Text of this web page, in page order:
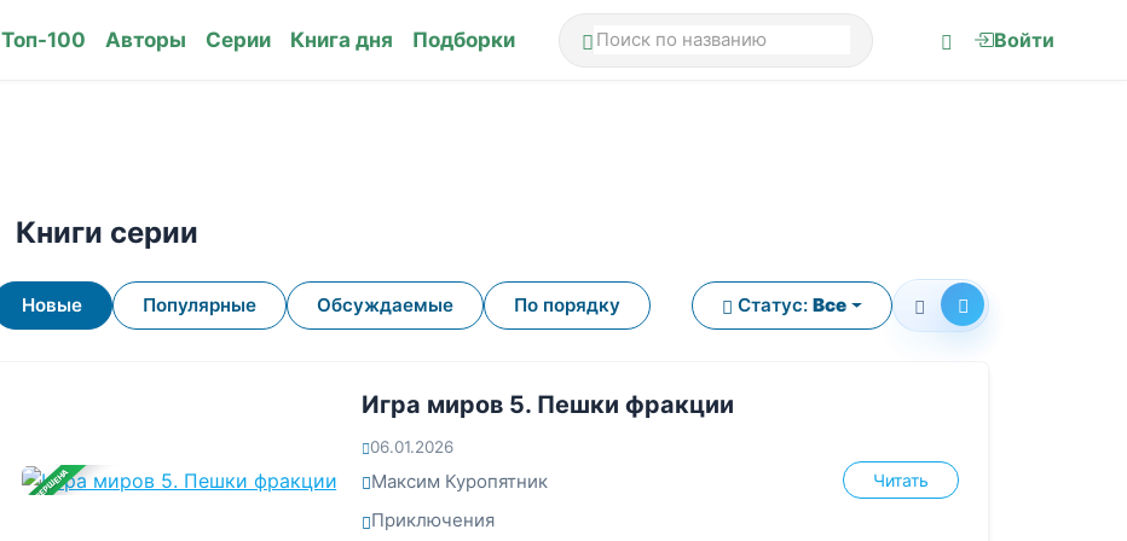
Топ-100 Авторы Серии Книга дня Подборки Войти
Книги серии
Новые Популярные Обсуждаемые По порядку Статус: Все
ЗАВЕРШЕНА
Игра миров 5. Пешки фракции
06.01.2026
Максим Куропятник
Приключения
Читать